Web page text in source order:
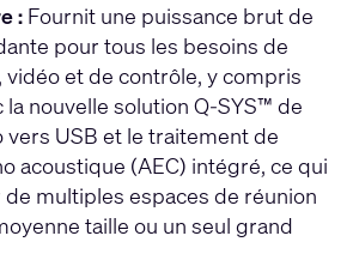
: Fournit une puissance brut de
pour tous les besoins de
et de contrôle, y compris
la nouvelle solution Q-SYS™ de
USB et le traitement de
acoustique (AEC) intégré, ce qui
multiples espaces de réunion
taille ou un seul grand